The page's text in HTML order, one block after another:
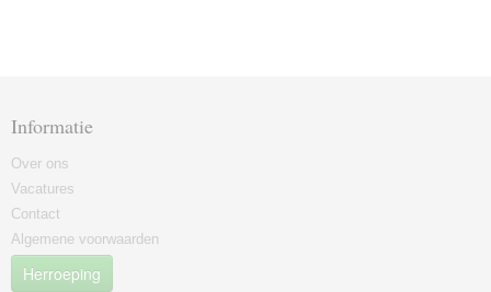
Informatie
Over ons
Vacatures
Contact
Algemene voorwaarden
Herroeping